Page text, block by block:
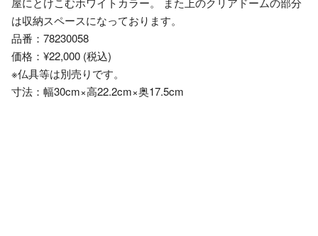
は収納スペースになっております。
品番：78230058
価格：¥22,000 (税込)
※仏具等は別売りです。
寸法：幅30cm×高22.2cm×奥17.5cm